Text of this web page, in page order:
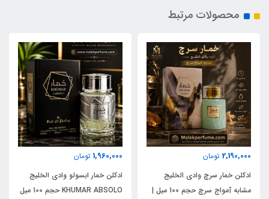
محصولات مرتبط
2,190,000 تومان
ادکلن خمار سرچ وادی الخلیج
مشابه آمواج سرچ حجم 100 میل |
1,960,000 تومان
ادکلن خمار ابسولو وادی الخلیج
KHUMAR ABSOLO حجم 100 میل